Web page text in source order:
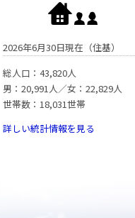
2026年6月30日現在（住基）
総人口：43,820人
男：20,991人／女：22,829人
世帯数：18,031世帯
詳しい統計情報を見る